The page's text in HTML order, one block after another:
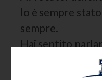
lo è sempre
sempre.
Hai sentito
Se sei giunto su
probabilmente